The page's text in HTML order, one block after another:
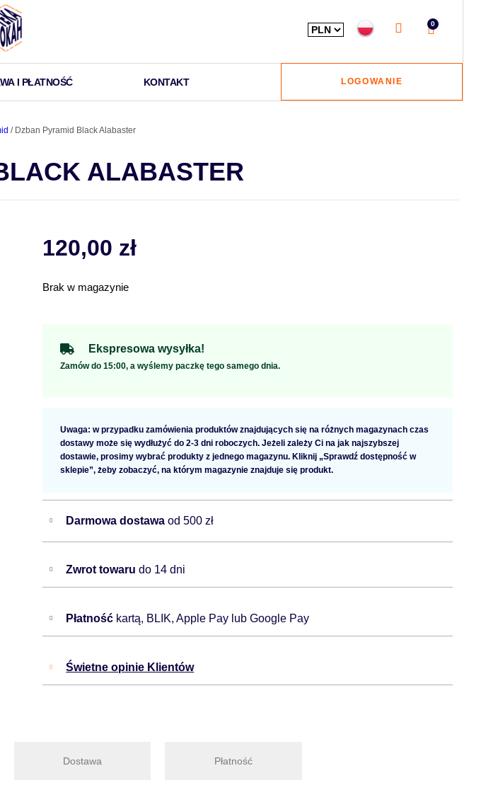
0
I PŁATNOŚĆ KONTAKT LOGOWANIE
/ Dzban Pyramid Black Alabaster
ALABASTER
120,00 zł
Brak w magazynie
Ekspresowa wysyłka!
Zamów do 15:00, a wyślemy paczkę tego samego dnia.
Uwaga: w przypadku zamówienia produktów znajdujących się na różnych magazynach czas
dostawy może się wydłużyć do 2-3 dni roboczych. Jeżeli zależy Ci na jak najszybszej
dostawie, prosimy wybrać produkty z jednego magazynu. Kliknij „Sprawdź dostępność w
sklepie”, żeby zobaczyć, na którym magazynie znajduje się produkt.
Darmowa dostawaod 500 zł
Zwrot towarudo 14 dni
Płatność kartą, BLIK, Apple Pay lub Google Pay
Świetne opinie Klientów
Dostawa Płatność